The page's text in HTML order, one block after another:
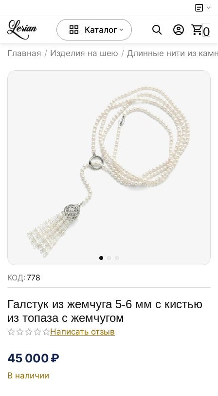
Каталог 0
Главная / Изделия на шею / Длинные нити из
КОД: 778
Галстук из жемчуга 5-6 мм с кистью
из топаза с жемчугом
Написать отзыв
45 000₽
В наличии